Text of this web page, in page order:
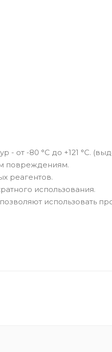
- от -80 °C до +121 °C.
повреждениям.
реагентов.
использования.
использовать